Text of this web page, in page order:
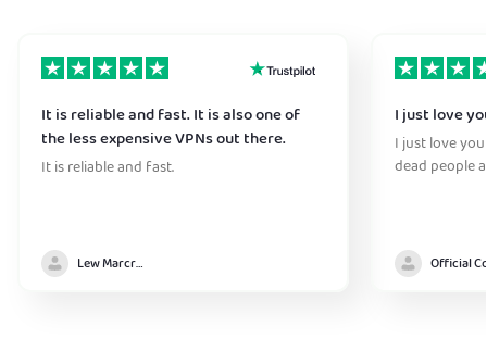
It is reliable and fast. It is also one of
the less expensive VPNs out there.
It is reliable and fast.
Lew Marcrum
I just love
I just love
dead people